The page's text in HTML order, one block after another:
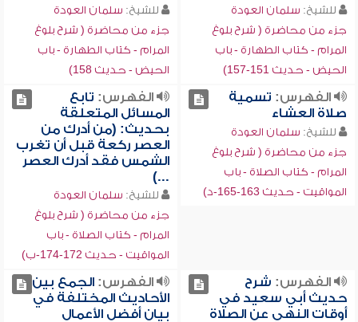
للشيخ: سلمان العودة
جزء من محاضرة ( شرح بلوغ
المرام - كتاب الطهارة - باب
الحيض - حديث 151-157)
للشيخ: سلمان العودة
جزء من محاضرة ( شرح بلوغ
المرام - كتاب الطهارة - باب
الحيض - حديث 158)
الفهرس: تسمية
صلاة العشاء
للشيخ: سلمان العودة
جزء من محاضرة ( شرح بلوغ
المرام - كتاب الصلاة - باب
المواقيت - حديث 163-165-د)
الفهرس: تابع
المسائل المتعلقة
بحديث: (من أدرك من
العصر ركعة قبل أن تغرب
الشمس فقد أدرك العصر
...)
للشيخ: سلمان العودة
جزء من محاضرة ( شرح بلوغ
المرام - كتاب الصلاة - باب
المواقيت - حديث 172-174-ب)
الفهرس: شرح
حديث أبي سعيد في
أوقات النهي عن الصلاة
الفهرس:الجمع بين
الأحاديث المختلفة في
بيان أفضل الأعمال